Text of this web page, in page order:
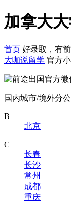
加拿大
首页 好录取，有
大咖说留学 官方
国内城市/境外分公
B
北京
C
长春
长沙
常州
成都
重庆